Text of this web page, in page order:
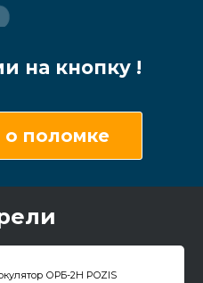
на кнопку !
поломке
ОРБ-2Н POZIS